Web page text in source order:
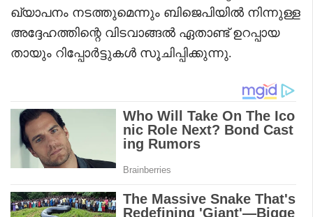
ഖ്യാപനം നടത്തുമെന്നും ബിജെപിയിൽ നിന്നുള്ള
അദ്ദേഹത്തിന്റെ വിടവാങ്ങൽ ഏതാണ്ട് ഉറപ്പായ
തായും റിപ്പോർട്ടുകൾ സൂചിപ്പിക്കുന്നു.